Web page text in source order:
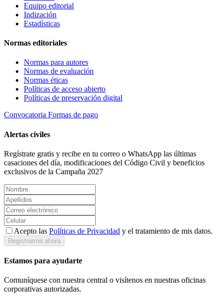
Equipo editorial
Indización
Estadísticas
Normas editoriales
Normas para autores
Normas de evaluación
Normas éticas
Políticas de acceso abierto
Políticas de preservación digital
Convocatoria Formas de pago
Alertas civiles
Regístrate gratis y recibe en tu correo o WhatsApp las últimas
casaciones del día, modificaciones del Código Civil y beneficios
exclusivos de la Campaña 2027
Acepto las Políticas de Privacidad y el tratamiento de mis datos.
Registrarme ahora
Estamos para ayudarte
Comuníquese con nuestra central o visítenos en nuestras oficinas
corporativas autorizadas.